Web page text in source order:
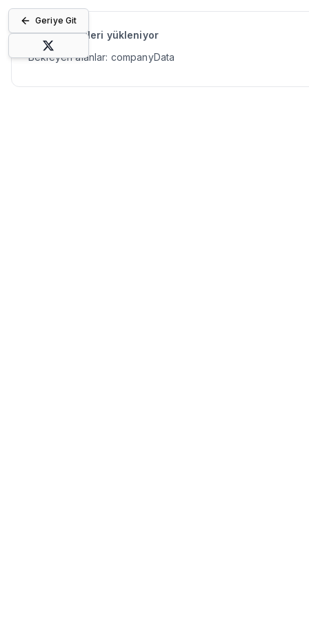
Geriye Git
Bilanço verileri yükleniyor
Bekleyen alanlar: companyData